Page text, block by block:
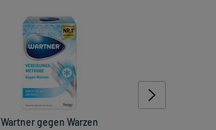
Wartner gegen Warzen